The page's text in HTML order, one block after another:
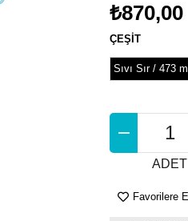
₺870,00
ÇEŞİT
Sıvı Sır / 473 ml
ADET
Favorilere